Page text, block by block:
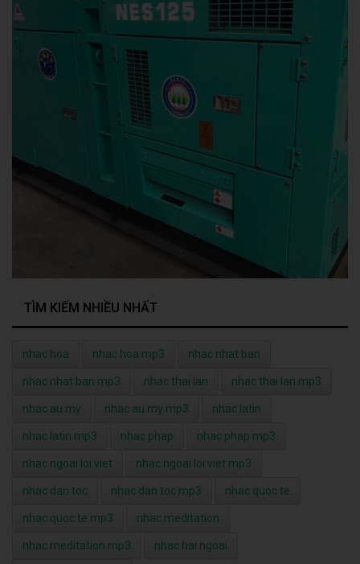
TÌM KIẾM NHIỀU NHẤT
nhac hoa nhac hoa mp3 nhac nhat ban
nhac nhat ban mp3 nhac thai lan nhac thai lan mp3
nhac au my nhac au my mp3 nhac latin
nhac latin mp3 nhac phap nhac phap mp3
nhac ngoai loi viet nhac ngoai loi viet mp3
nhac dan toc nhac dan toc mp3 nhac quoc te
nhac quoc te mp3 nhac meditation
nhac meditation mp3 nhac hai ngoai